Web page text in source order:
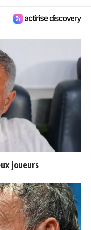
joueurs